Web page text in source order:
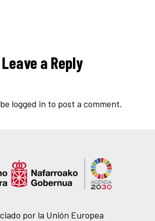
Leave a Reply
logged in to post a comment.